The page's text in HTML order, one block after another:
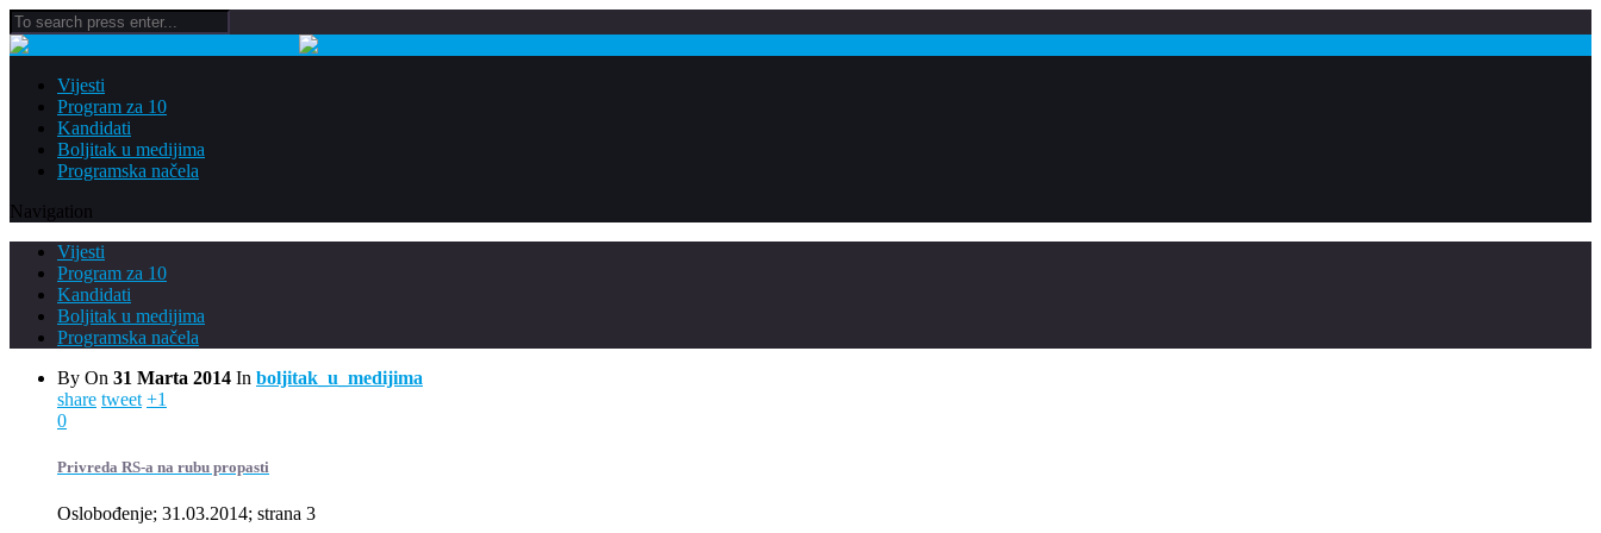
Vijesti
Program za 10
Kandidati
Boljitak u medijima
Programska načela
Navigation
Vijesti
Program za 10
Kandidati
Boljitak u medijima
Programska načela
By On 31 Marta 2014 In boljitak_u_medijima
share tweet +1
0
Privreda RS-a na rubu propasti
Oslobođenje; 31.03.2014; strana 3